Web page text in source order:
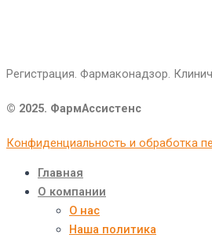
Регистрация. Фармаконадзор.
© 2025. ФармАссистенс
Конфиденциальность и обработка
Главная
О компании
О нас
Наша политика